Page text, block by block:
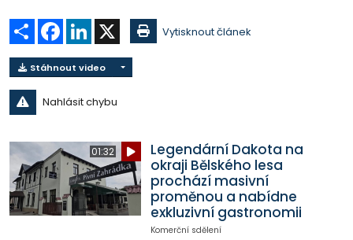
Sdílet Facebook
LinkedIn Vytisknout článek
Stáhnout video
Nahlásit chybu
01:32
Legendární Dakota na
okraji Bělského lesa
prochází masivní
proměnou a nabídne
exkluzivní gastronomii
Komerční sdělení